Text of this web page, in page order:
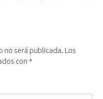
no será publicada. Los
con *